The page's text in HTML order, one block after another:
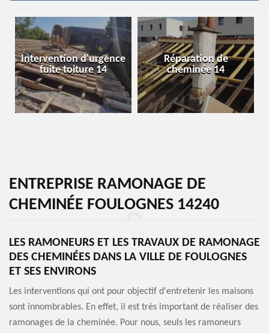
Intervention d'urgence
fuite toiture 14
Réparation de
cheminée 14
ENTREPRISE RAMONAGE DE
CHEMINÉE FOULOGNES 14240
LES RAMONEURS ET LES TRAVAUX DE RAMONAGE
DES CHEMINÉES DANS LA VILLE DE FOULOGNES
ET SES ENVIRONS
Les interventions qui ont pour objectif d'entretenir les maisons
sont innombrables. En effet, il est très important de réaliser des
ramonages de la cheminée. Pour nous, seuls les ramoneurs